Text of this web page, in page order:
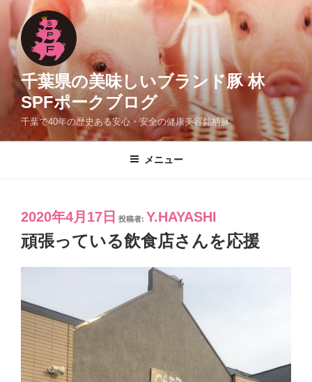
テ
ッ
千葉県の美味しいブランド豚 林
SPFポークブログ
千葉で40年の歴史ある安心・安全の健康美容銘柄豚
メニュー
投
稿
日:
2020年4月17日 投稿者: Y.HAYASHI
頑張っている飲食店さんを応援